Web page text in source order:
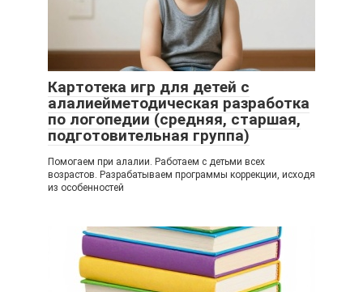
Картотека игр для детей с
алалиейметодическая разработка
по логопедии (средняя, старшая,
подготовительная группа)
Помогаем при алалии. Работаем с детьми всех
возрастов. Разрабатываем программы коррекции, исходя
из особенностей